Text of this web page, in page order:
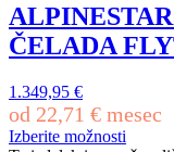
ČELADA
1.349,95 €
od 22,71 € mesec
Izberite možnosti